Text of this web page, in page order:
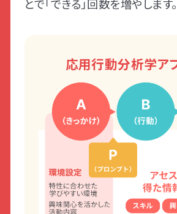
とで「できる」回数を増やします。
応用行動分析学ア